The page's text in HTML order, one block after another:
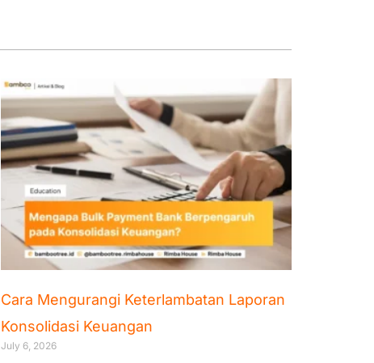
Cara Mengurangi Keterlambatan Laporan
Konsolidasi Keuangan
July 6, 2026